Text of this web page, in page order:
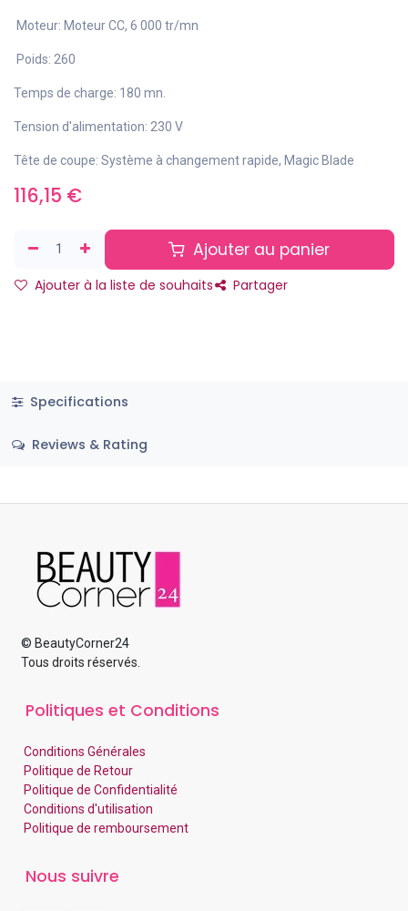
Moteur: Moteur CC, 6 000 tr/mn
Poids: 260
Temps de charge: 180 mn.
Tension d'alimentation: 230 V
Tête de coupe: Système à changement rapide, Magic Blade
116,15 €
Ajouter au panier
Ajouter à la liste de souhaits Partager
Specifications
Reviews & Rating
© BeautyCorner24
Tous droits réservés.
Politiques et Conditions
Conditions Générales
Politique de Retour
Politique de Confidentialité
Conditions d'utilisation
Politique de remboursement
Nous suivre